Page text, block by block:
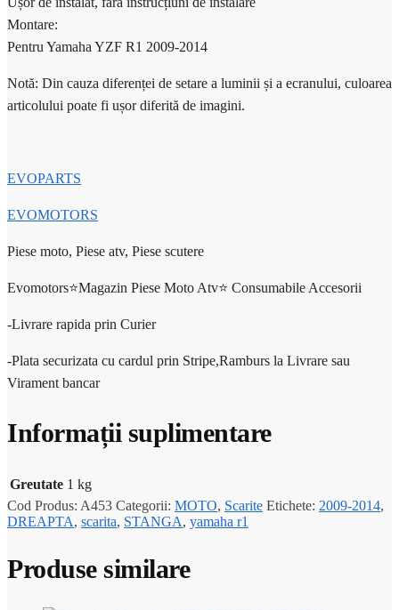
Montare:
Pentru Yamaha YZF R1 2009-2014
Notă: Din cauza diferenței de setare a luminii și a ecranului, culoarea
articolului poate fi ușor diferită de imagini.
EVOPARTS
EVOMOTORS
Piese moto, Piese atv, Piese scutere
Evomotors⭐️Magazin Piese Moto Atv⭐️ Consumabile Accesorii
-Livrare rapida prin Curier
-Plata securizata cu cardul prin Stripe,Ramburs la Livrare sau
Virament bancar
Informații suplimentare
Greutate 1 kg
Cod Produs: A453 Categorii: MOTO, Scarite Etichete: 2009-2014,
DREAPTA, scarita, STANGA, yamaha r1
Produse similare